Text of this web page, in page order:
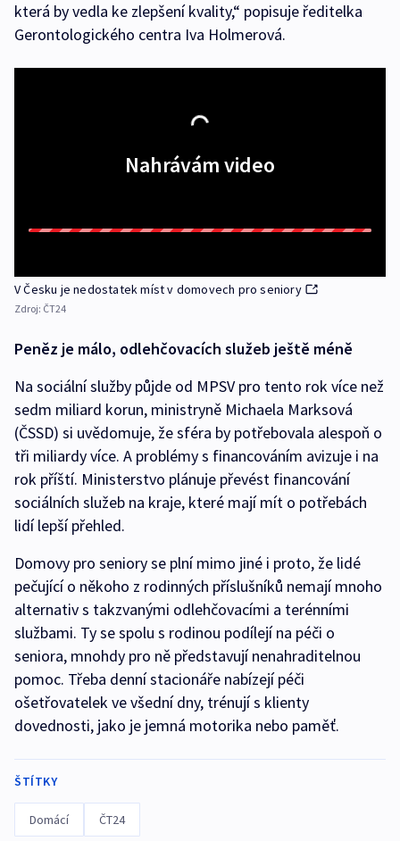
která by vedla ke zlepšení kvality,“ popisuje ředitelka
Gerontologického centra Iva Holmerová.
Nahrávám video
V Česku je nedostatek míst v domovech pro seniory
Zdroj: ČT24
Peněz je málo, odlehčovacích služeb ještě méně
Na sociální služby půjde od MPSV pro tento rok více než
sedm miliard korun, ministryně Michaela Marksová
(ČSSD) si uvědomuje, že sféra by potřebovala alespoň o
tři miliardy více. A problémy s financováním avizuje i na
rok příští. Ministerstvo plánuje převést financování
sociálních služeb na kraje, které mají mít o potřebách
lidí lepší přehled.
Domovy pro seniory se plní mimo jiné i proto, že lidé
pečující o někoho z rodinných příslušníků nemají mnoho
alternativ s takzvanými odlehčovacími a terénními
službami. Ty se spolu s rodinou podílejí na péči o
seniora, mnohdy pro ně představují nenahraditelnou
pomoc. Třeba denní stacionáře nabízejí péči
ošetřovatelek ve všední dny, trénují s klienty
dovednosti, jako je jemná motorika nebo paměť.
ŠTÍTKY
Domácí ČT24